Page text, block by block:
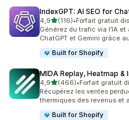
IndexGPT: AI SEO for
4,9étoile(s) sur 5
(116)
116 avis au total
•Forfait gratuit
Générez du trafic via l’IA
ChatGPT et Gemini grâce
Built for Shopify
MIDA Replay, Heatmap &
4,9étoile(s) sur 5
(466)
466 avis au total
•Forfait gratuit
Récupérez les ventes
thermiques des revenus et
Built for Shopify